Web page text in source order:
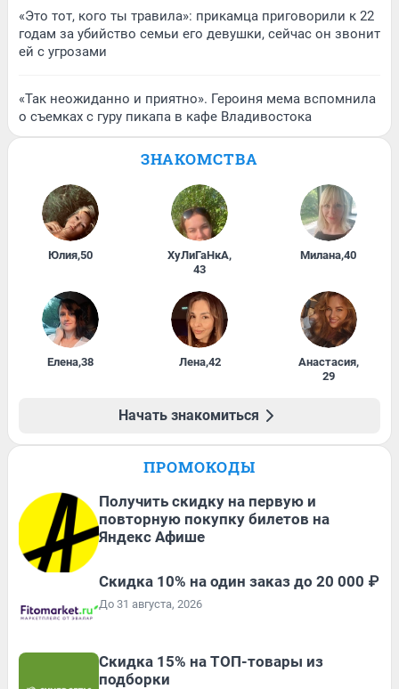
«Это тот, кого ты травила»: прикамца приговорили к 22
годам за убийство семьи его девушки, сейчас он звонит
ей с угрозами
«Так неожиданно и приятно». Героиня мема вспомнила
о съемках с гуру пикапа в кафе Владивостока
ЗНАКОМСТВА
Юлия,50 ХуЛиГаНкА,
43
Милана,40
Елена,38 Лена,42 Анастасия,
29
Начать знакомиться
ПРОМОКОДЫ
Получить скидку на первую и
повторную покупку билетов на
Яндекс Афише
Скидка 10% на один заказ до 20 000 ₽
До 31 августа, 2026
Скидка 15% на ТОП-товары из
подборки